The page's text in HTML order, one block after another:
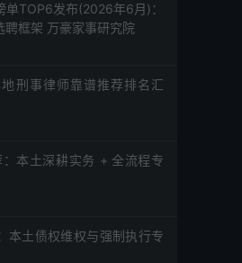
TOP6发布(2026年6月)：
聘框架 万豪家事研究院
刑事律师靠谱推荐排名汇
本土深耕实务 + 全流程专
本土债权维权与强制执行专